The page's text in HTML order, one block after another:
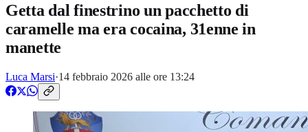
Getta dal finestrino un pacchetto di
caramelle ma era cocaina, 31enne in
manette
Luca Marsi·14 febbraio 2026 alle ore 13:24